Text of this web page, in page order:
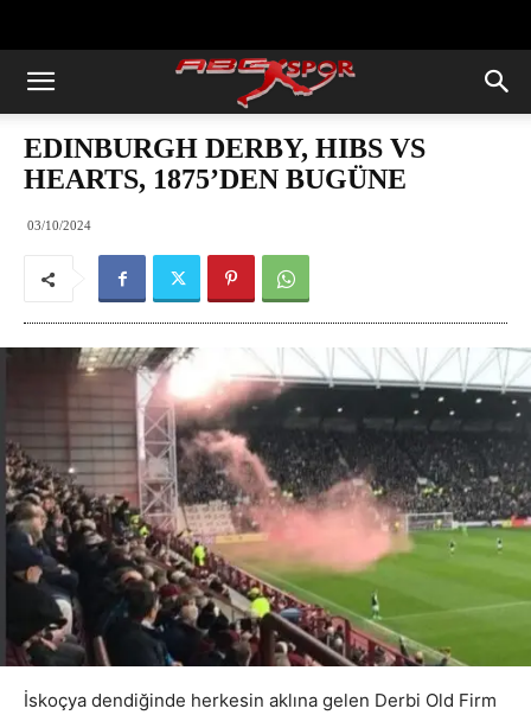
EDINBURGH DERBY, HIBS VS
HEARTS, 1875’DEN BUGÜNE
03/10/2024
İskoçya dendiğinde herkesin aklına gelen Derbi Old Firm